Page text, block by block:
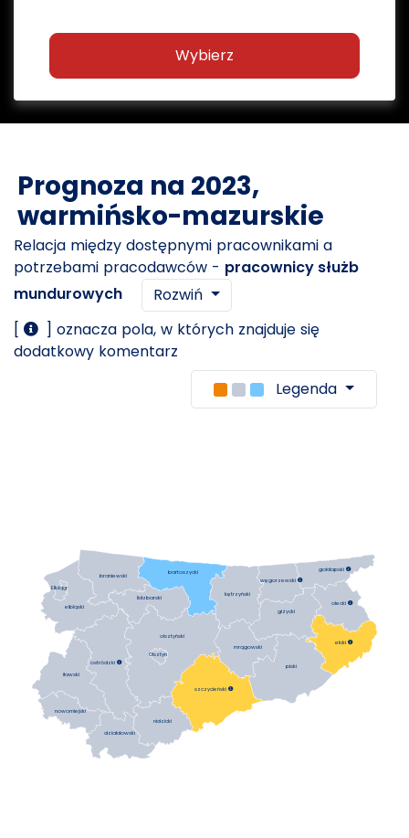
Wybierz
Prognoza na 2023,
warmińsko-mazurskie
Relacja między dostępnymi pracownikami a
potrzebami pracodawców - pracownicy służb
mundurowych
Rozwiń
[
] oznacza pola, w których znajduje się
dodatkowy komentarz
Legenda
bartoszycki
braniewski
działdowski
elbląski
ełcki
giżycki
iławski
kętrzyński
lidzbarski
mrągowski
nidzicki
nowomiejski
olecki
olsztyński
ostródzki 
piski
szczycieński
gołdapski
węgorzewski
Elbląg
Olsztyn